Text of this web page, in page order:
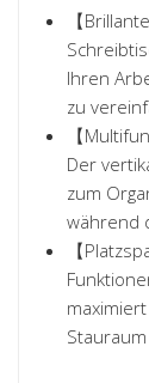
【
Ihren
zu
【
Der
zum
während
【